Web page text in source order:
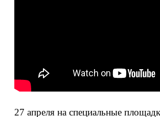
27 апреля на специальные